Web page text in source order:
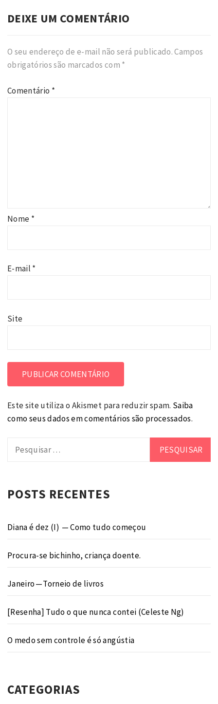
DEIXE UM COMENTÁRIO
O seu endereço de e-mail não será publicado.Campos
obrigatórios são marcados com *
Comentário *
Nome *
E-mail *
Site
Este site utiliza o Akismet para reduzir spam. Saiba
como seus dados em comentários são processados.
POSTS RECENTES
Diana é dez (I) — Como tudo começou
Procura-se bichinho, criança doente.
Janeiro — Torneio de livros
[Resenha] Tudo o que nunca contei (Celeste Ng)
O medo sem controle é só angústia
CATEGORIAS